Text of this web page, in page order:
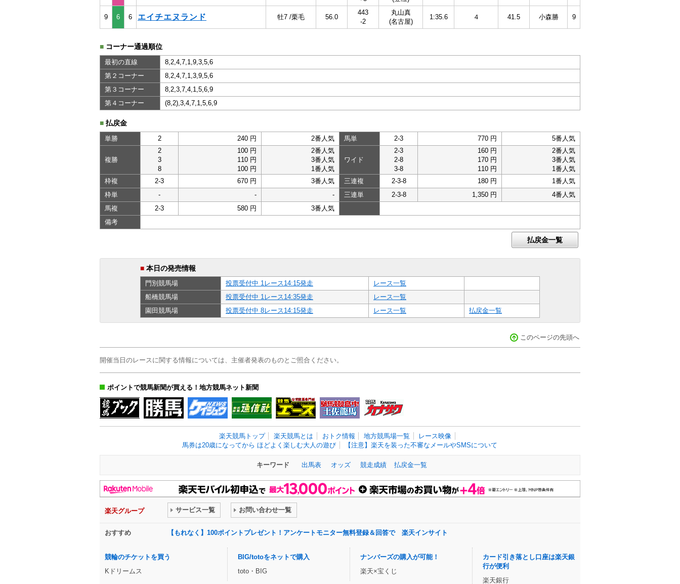
9 6 6 エイチエヌランド 牡7 /栗毛 56.0
443
-2
丸山真
(名古屋)
1:35.6 ４ 41.5 小森勝 9
■ コーナー通過順位
最初の直線
8,2,4,7,1,9,3,5,6
第２コーナー
8,2,4,7,1,3,9,5,6
第３コーナー
8,2,3,7,4,1,5,6,9
第４コーナー
(8,2),3,4,7,1,5,6,9
■ 払戻金
単勝 2 240 円 2番人気 馬単 2-3 770 円 5番人気
複勝
2
3
8
100 円
110 円
100 円
2番人気
3番人気
1番人気
ワイド
2-3
2-8
3-8
160 円
170 円
110 円
2番人気
3番人気
1番人気
枠複
2-3 670 円 3番人気 三連複 2-3-8 180 円
1番人気
枠単
- - - 三連単 2-3-8 1,350 円
4番人気
馬複
2-3 580 円
3番人気
備考
払戻金一覧
■ 本日の発売情報
門別競馬場 投票受付中 1レース14:15発走
レース一覧
船橋競馬場 投票受付中 1レース14:35発走
レース一覧
園田競馬場 投票受付中 8レース14:15発走 レース一覧 払戻金一覧
このページの先頭へ
開催当日のレースに関する情報については、主催者発表のものとご照合ください。
ポイントで競馬新聞が買える！地方競馬ネット新聞
楽天競馬トップ 楽天競馬とは おトク情報 地方競馬場一覧
レース映像
馬券は20歳になってから ほどよく楽しむ大人の遊び
【注意】楽天を装った不審なメールやSMSについて
キーワード 出馬表 オッズ 競走成績 払戻金一覧
楽天グループ サービス一覧 お問い合わせ一覧
おすすめ 【もれなく】100ポイントプレゼント！アンケートモニター無料登録＆回答で 楽天インサイト
競輪のチケットを買う
Kドリームス
BIG/totoをネットで購入
toto・BIG
ナンバーズの購入が可能！
楽天×宝くじ
カード引き落とし口座は楽天銀
行が便利
楽天銀行